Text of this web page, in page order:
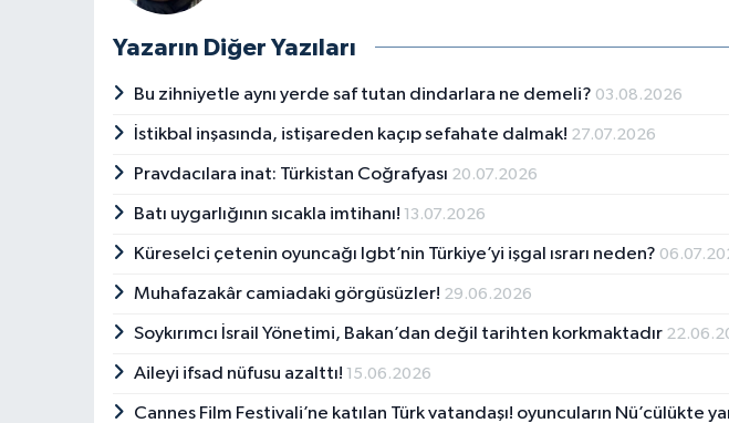
Yazarın Diğer Yazıları
Bu zihniyetle aynı yerde saf tutan dindarlara ne demeli? 03.08.2026
İstikbal inşasında, istişareden kaçıp sefahate dalmak! 27.07.2026
Pravdacılara inat: Türkistan Coğrafyası 20.07.2026
Batı uygarlığının sıcakla imtihanı! 13.07.2026
Küreselci çetenin oyuncağı lgbt’nin Türkiye’yi işgal ısrarı neden?
Muhafazakâr camiadaki görgüsüzler! 29.06.2026
Soykırımcı İsrail Yönetimi, Bakan’dan değil tarihten korkmaktadır
Aileyi ifsad nüfusu azalttı! 15.06.2026
Cannes Film Festivali’ne katılan Türk vatandaşı! oyuncuların Nü’cülükte